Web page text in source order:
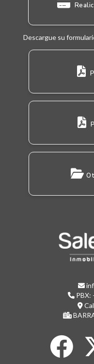
Descargue su
PBX: